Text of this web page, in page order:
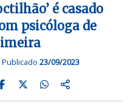
é casado
psicóloga de
Publicado 23/09/2023